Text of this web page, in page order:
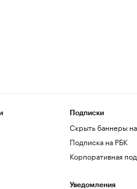
Подписки
Скрыть баннеры
Подписка на РБК
Корпоративная
Уведомления